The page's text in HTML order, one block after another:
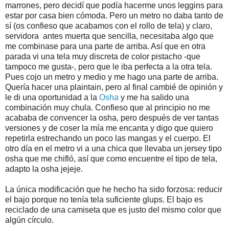
marrones, pero decidí que podía hacerme unos leggins para
estar por casa bien cómoda. Pero un metro no daba tanto de
sí (os confieso que acabamos con el rollo de tela) y claro,
servidora antes muerta que sencilla, necesitaba algo que
me combinase para una parte de arriba. Así que en otra
parada vi una tela muy discreta de color pistacho -que
tampoco me gusta-, pero que le iba perfecta a la otra tela.
Pues cojo un metro y medio y me hago una parte de arriba.
Quería hacer una plaintain, pero al final cambié de opinión y
le di una oportunidad a la Osha y me ha salido una
combinación muy chula. Confieso que al principio no me
acababa de convencer la osha, pero después de ver tantas
versiones y de coser la mía me encanta y digo que quiero
repetirla estrechando un poco las mangas y el cuerpo. El
otro día en el metro vi a una chica que llevaba un jersey tipo
osha que me chifló, así que como encuentre el tipo de tela,
adapto la osha jejeje.
La única modificación que he hecho ha sido forzosa: reducir
el bajo porque no tenía tela suficiente glups. El bajo es
reciclado de una camiseta que es justo del mismo color que
algún círculo.